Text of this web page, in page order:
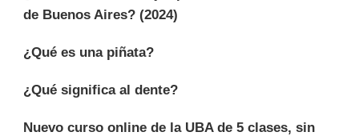
de Buenos Aires? (2024)
¿Qué es una piñata?
¿Qué significa al dente?
Nuevo curso online de la UBA de 5 clases, sin